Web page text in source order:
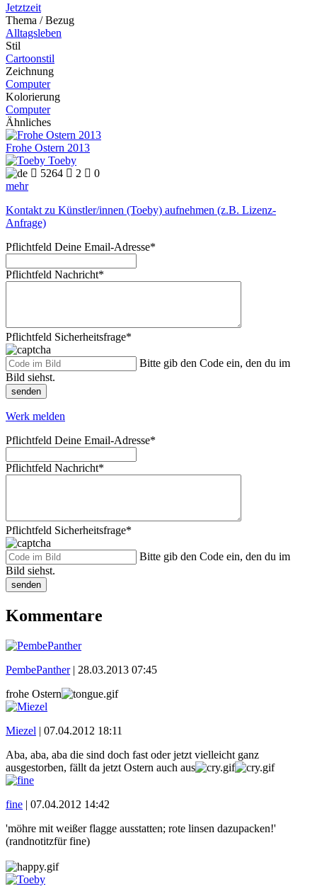
Jetztzeit
Thema / Bezug
Alltagsleben
Stil
Cartoonstil
Zeichnung
Computer
Kolorierung
Computer
Ähnliches
Frohe Ostern 2013
Toeby
 5264  2  0
mehr
Kontakt zu Künstler/innen (Toeby) aufnehmen (z.B. Lizenz-
Anfrage)
Pflichtfeld Deine Email-Adresse*
Pflichtfeld Nachricht*
Pflichtfeld Sicherheitsfrage*
Bitte gib den Code ein, den du im
Bild siehst.
senden
Werk melden
Pflichtfeld Deine Email-Adresse*
Pflichtfeld Nachricht*
Pflichtfeld Sicherheitsfrage*
Bitte gib den Code ein, den du im
Bild siehst.
senden
Kommentare
PembePanther| 28.03.2013 07:45
frohe Ostern
Miezel | 07.04.2012 18:11
Aba, aba, aba die sind doch fast oder jetzt vielleicht ganz
ausgestorben, fällt da jetzt Ostern auch aus
fine | 07.04.2012 14:42
'möhre mit weißer flagge ausstatten; rote linsen dazupacken!'
(randnotitzfür fine)